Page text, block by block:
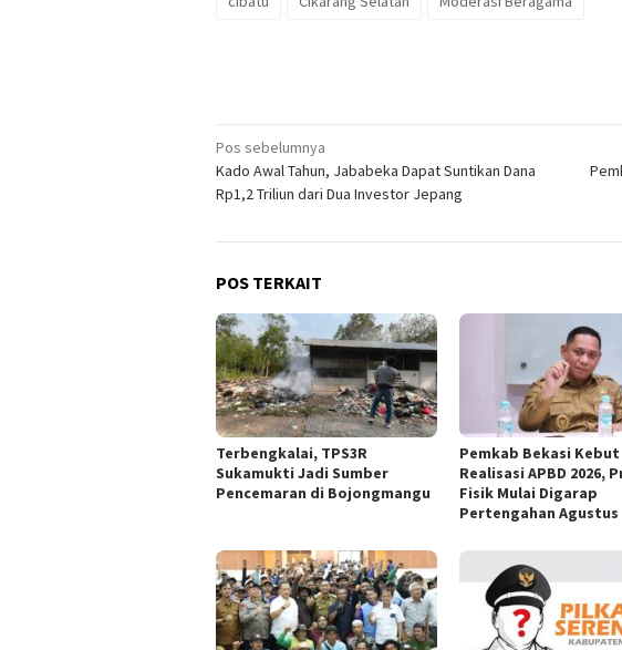
Navigasi
pos
Pos sebelumnya
Kado Awal Tahun, Jababeka Dapat Suntikan Dana
Rp1,2 Triliun dari Dua Investor Jepang
POS TERKAIT
Terbengkalai, TPS3R
Sukamukti Jadi Sumber
Pencemaran di Bojongmangu
Pemkab Bekasi Kebut
Realisasi APBD 2026,
Fisik Mulai Digarap
Pertengahan Agustus